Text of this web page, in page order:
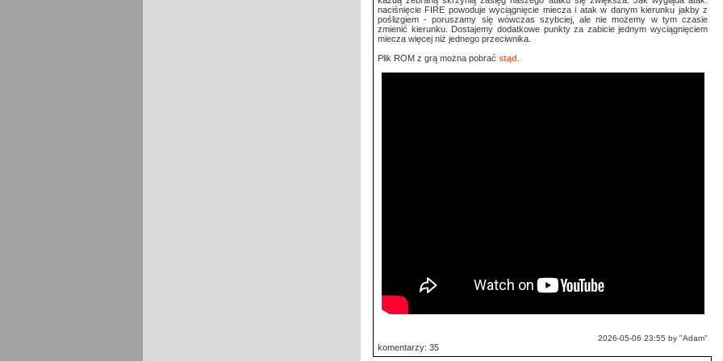
naciśnięcie FIRE powoduje wyciągnięcie miecza i atak w danym kierunku jakby z
poślizgiem - poruszamy się wówczas szybciej, ale nie możemy w tym czasie
zmienić kierunku. Dostajemy dodatkowe punkty za zabicie jednym wyciągnięciem
miecza więcej niż jednego przeciwnika.
Plik ROM z grą można pobrać stąd
2026-05-06 23:55 by "Adam"
komentarzy: 35